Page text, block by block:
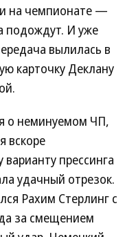
на чемпионате —
подождут. И уже
вылилась в
карточку Деклану
о неминуемом ЧП,
вскоре
прессинга
удачный отрезок.
Рахим Стерлинг с
за смещением